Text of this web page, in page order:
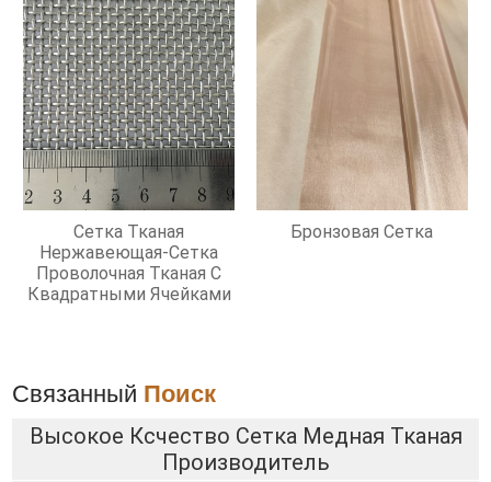
Сетка Тканая
Нержавеющая-Сетка
Проволочная Тканая С
Квадратными Ячейками
Бронзовая Сетка
Связанный Поиск
Высокое Ксчество Сетка Медная Тканая
Производитель